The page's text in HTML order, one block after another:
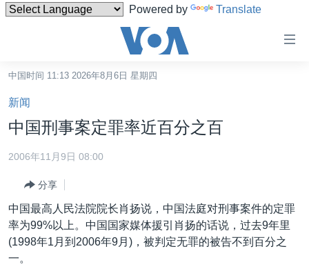
Powered by Translate
碍
链
接
转
跳
港澳
国际
最新国际新闻
印太
分类新闻
经济·金融·贸易
美中关系
中国时间 11:13 2026年8月6日 星期四
新闻
中国刑事案定罪率近百分之百
2006年11月9日 08:00
分享
中国最高人民法院院长肖扬说，中国法庭对刑事案件的定罪
率为99%以上。中国国家媒体援引肖扬的话说，过去9年里
(1998年1月到2006年9月)，被判定无罪的被告不到百分之
一。